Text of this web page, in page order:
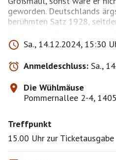
geworden. Deutschlands
berühmten Satz 1928,
Kaum hundert Jahre später
Ausnahmezustand – aber
Die einen sagen so, die
liegt wie immer ganz
sie mal wieder bei Freund
Ausnahmezustand, und ich
entschieden.“ Der
noch lange nicht die
sei denn, man nässt sich ein
nicht das Souveränste
Sa., 14.12.2024, 15:30
Anmeldeschluss: Sa.,
Die Wühlmäuse
Pommernallee 2-4,
Treffpunkt
15.00 Uhr zur Ticketausgabe